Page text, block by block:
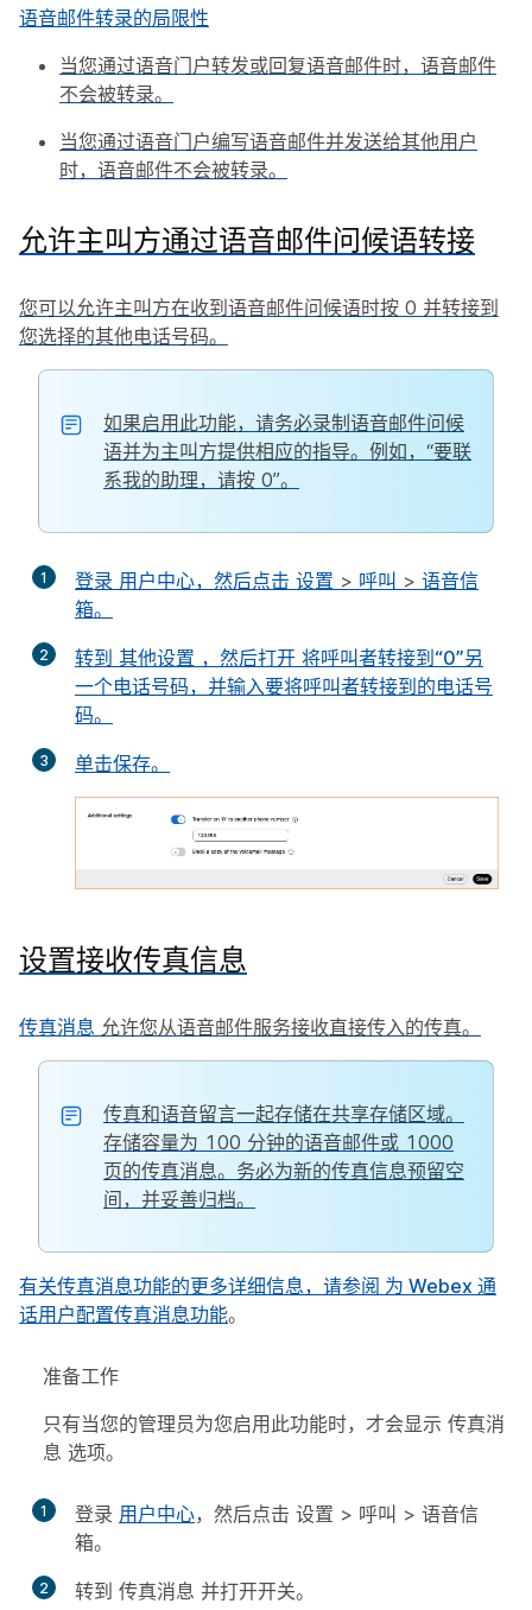
语音邮件转录的局限性
当您通过语音门户转发或回复语音邮件时，语音邮件
不会被转录。
当您通过语音门户编写语音邮件并发送给其他用户
时，语音邮件不会被转录。
允许主叫方通过语音邮件问候语转接
您可以允许主叫方在收到语音邮件问候语时按 0 并转接到
您选择的其他电话号码。
如果启用此功能，请务必录制语音邮件问候
语并为主叫方提供相应的指导。例如，“要联
系我的助理，请按 0”。
1 登录 用户中心，然后点击 设置 > 呼叫 > 语音信
箱。
2 转到 其他设置 ，然后打开 将呼叫者转接到“0”另
一个电话号码，并输入要将呼叫者转接到的电话号
码。
3 单击保存。
设置接收传真信息
传真消息 允许您从语音邮件服务接收直接传入的传真。
传真和语音留言一起存储在共享存储区域。
存储容量为 100 分钟的语音邮件或 1000
页的传真消息。务必为新的传真信息预留空
间，并妥善归档。
有关传真消息功能的更多详细信息，请参阅 为 Webex 通
话用户配置传真消息功能。
准备工作
只有当您的管理员为您启用此功能时，才会显示 传真消
息 选项。
1 登录 用户中心，然后点击 设置 > 呼叫 > 语音信
箱。
2 转到 传真消息 并打开开关。